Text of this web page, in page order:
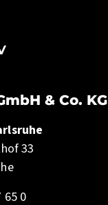
& Co. KG
33
65 0